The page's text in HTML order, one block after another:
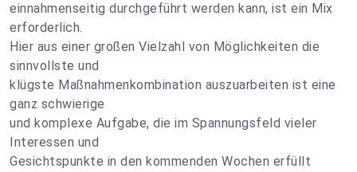
einnahmenseitig durchgeführt werden kann, ist ein Mix
erforderlich.
Hier aus einer großen Vielzahl von Möglichkeiten die
sinnvollste und
klügste Maßnahmenkombination auszuarbeiten ist eine
ganz schwierige
und komplexe Aufgabe, die im Spannungsfeld vieler
Interessen und
Gesichtspunkte in den kommenden Wochen erfüllt